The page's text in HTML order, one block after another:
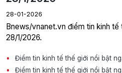
28-01-2026
Bnews/vnanet.vn điểm tin kinh tế
28/1/2026.
Điểm tin kinh tế thế giới nổi bật
Điểm tin kinh tế thế giới nổi bật